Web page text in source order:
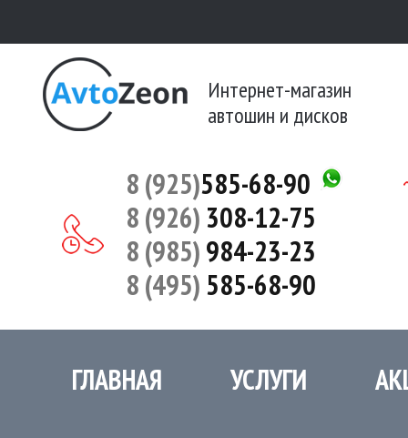
Интернет-магазин
автошин и дисков
8 (925)585-68-90
8 (926) 308-12-75
8 (985)984-23-23
8 (495)585-68-90
ГЛАВНАЯ УСЛУГИ